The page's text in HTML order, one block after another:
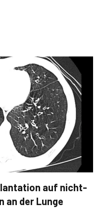
auf nicht-
an der Lunge